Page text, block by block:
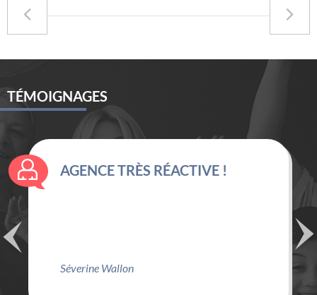
TÉMOIGNAGES
AGENCE TRÈS RÉACTIVE !
Séverine Wallon